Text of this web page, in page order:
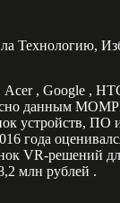
Технологию,
, Google ,
данным
устройств, ПО
года
VR-решений
млн рублей .